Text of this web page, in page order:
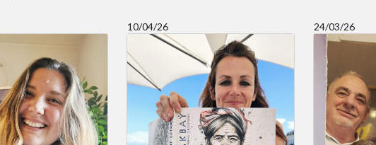
10/04/26 24/03/26